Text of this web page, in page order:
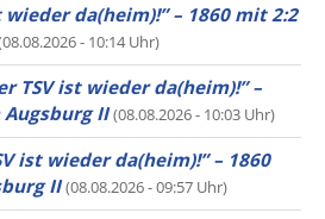
wieder da(heim)!” – 1860 mit 2:2
- 10:14 Uhr)
TSV ist wieder da(heim)!” –
Augsburg II (08.08.2026 - 10:03 Uhr)
ist wieder da(heim)!” – 1860
II (08.08.2026 - 09:57 Uhr)